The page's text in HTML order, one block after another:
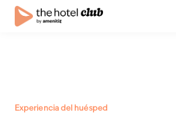
Experiencia del huésped